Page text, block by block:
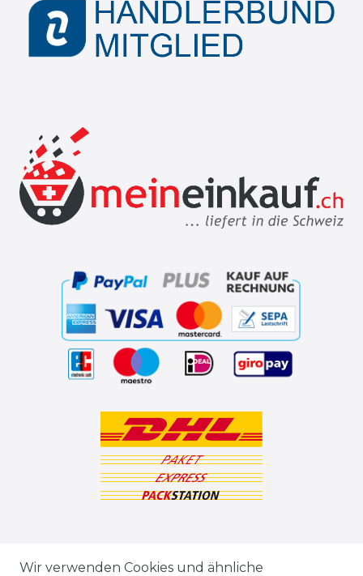
Wir verwenden Cookies und ähnliche